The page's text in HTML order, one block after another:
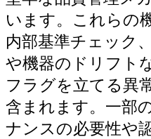
います。これらの
内部基準チェック
や機器のドリフト
フラグを立てる異
含まれます。一部
ナンスの必要性や